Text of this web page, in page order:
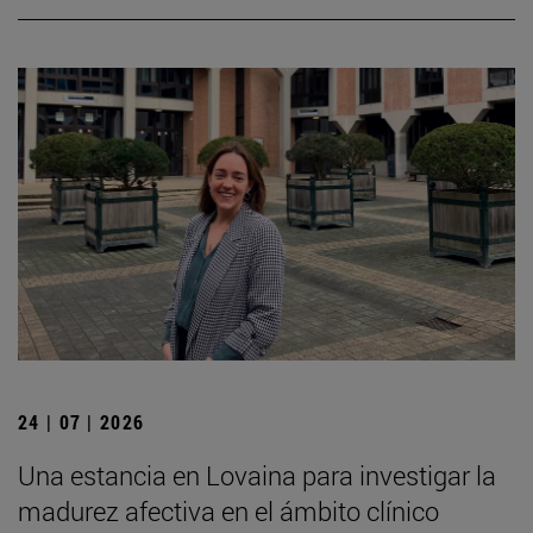
24 | 07 | 2026
Una estancia en Lovaina para investigar la
madurez afectiva en el ámbito clínico